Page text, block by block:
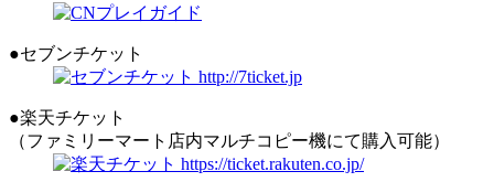
●セブンチケット
●楽天チケット
（ファミリーマート店内マルチコピー機にて購入可能）